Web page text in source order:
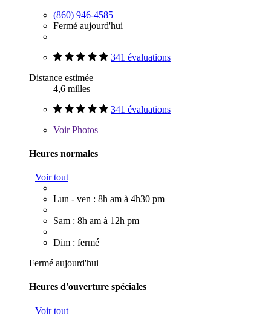
(860) 946-4585
Fermé aujourd'hui
341 évaluations
Distance estimée
4,6 milles
341 évaluations
VoirPhotos
Heures normales
Voir tout
Lun - ven : 8h am à 4h30 pm
Sam : 8h am à 12h pm
Dim : fermé
Fermé aujourd'hui
Heures d'ouverture spéciales
Voir tout